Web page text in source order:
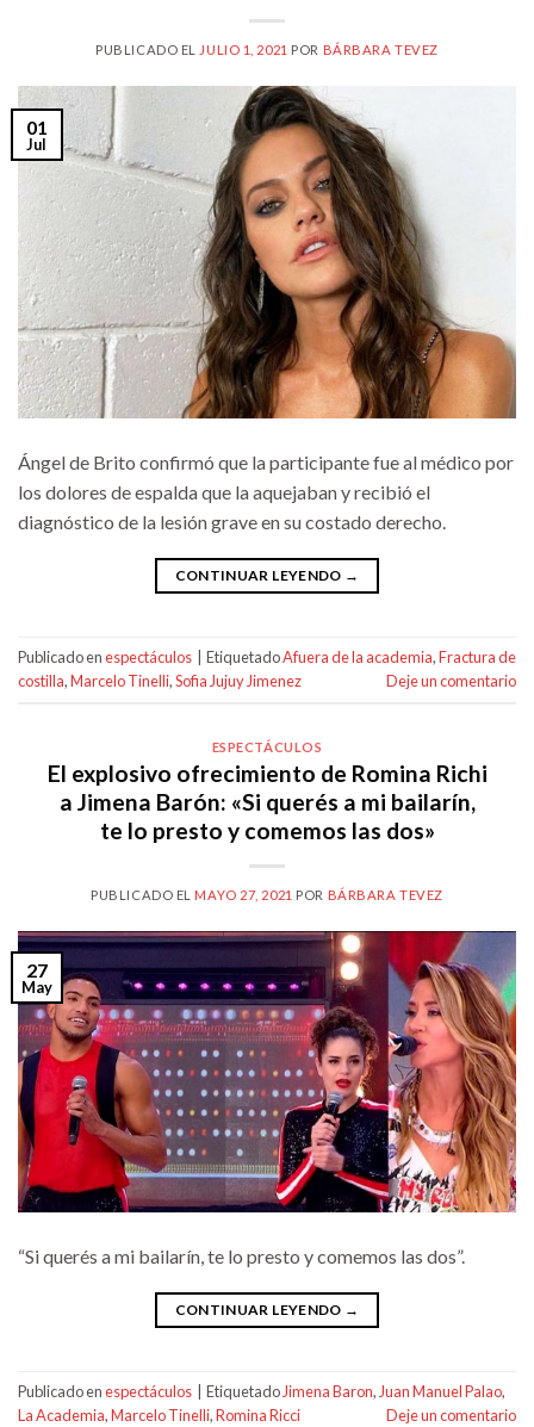
PUBLICADO EL JULIO 1, 2021 POR BÁRBARA TEVEZ
01
Jul
Ángel de Brito confirmó que la participante fue al médico por
los dolores de espalda que la aquejaban y recibió el
diagnóstico de la lesión grave en su costado derecho.
CONTINUAR LEYENDO →
Publicado enespectáculos EtiquetadoAfuera de la academia,Fractura de
costilla,Marcelo Tinelli,Sofia Jujuy Jimenez Deje un comentario
ESPECTÁCULOS
El explosivo ofrecimiento de Romina Richi
a Jimena Barón: «Si querés a mi bailarín,
te lo presto y comemos las dos»
PUBLICADO EL MAYO 27, 2021 POR BÁRBARA TEVEZ
27
May
“Si querés a mi bailarín, te lo presto y comemos las dos”.
CONTINUAR LEYENDO →
Publicado enespectáculos EtiquetadoJimena Baron,Juan Manuel Palao,
La Academia,Marcelo Tinelli,Romina Ricci Deje un comentario